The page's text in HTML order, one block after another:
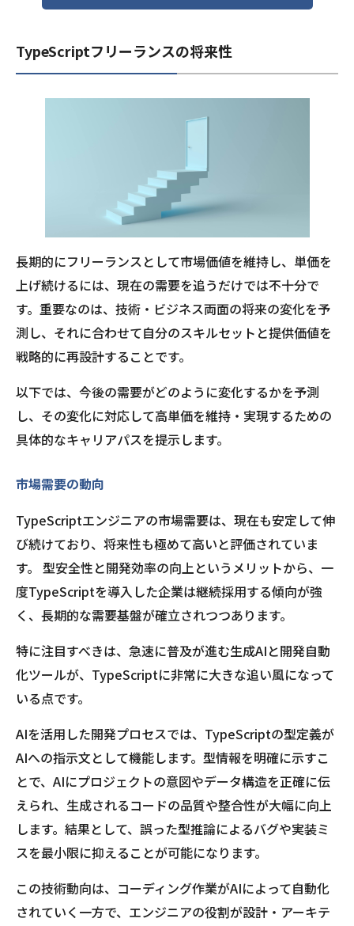
TypeScriptフリーランスの将来性
長期的にフリーランスとして市場価値を維持し、単価を
上げ続けるには、現在の需要を追うだけでは不十分で
す。重要なのは、技術・ビジネス両面の将来の変化を予
測し、それに合わせて自分のスキルセットと提供価値を
戦略的に再設計することです。
以下では、今後の需要がどのように変化するかを予測
し、その変化に対応して高単価を維持・実現するための
具体的なキャリアパスを提示します。
市場需要の動向
TypeScriptエンジニアの市場需要は、現在も安定して伸
び続けており、将来性も極めて高いと評価されていま
す。 型安全性と開発効率の向上というメリットから、一
度TypeScriptを導入した企業は継続採用する傾向が強
く、長期的な需要基盤が確立されつつあります。
特に注目すべきは、急速に普及が進む生成AIと開発自動
化ツールが、TypeScriptに非常に大きな追い風になって
いる点です。
AIを活用した開発プロセスでは、TypeScriptの型定義が
AIへの指示文として機能します。型情報を明確に示すこ
とで、AIにプロジェクトの意図やデータ構造を正確に伝
えられ、生成されるコードの品質や整合性が大幅に向上
します。結果として、誤った型推論によるバグや実装ミ
スを最小限に抑えることが可能になります。
この技術動向は、コーディング作業がAIによって自動化
されていく一方で、エンジニアの役割が設計・アーキテ